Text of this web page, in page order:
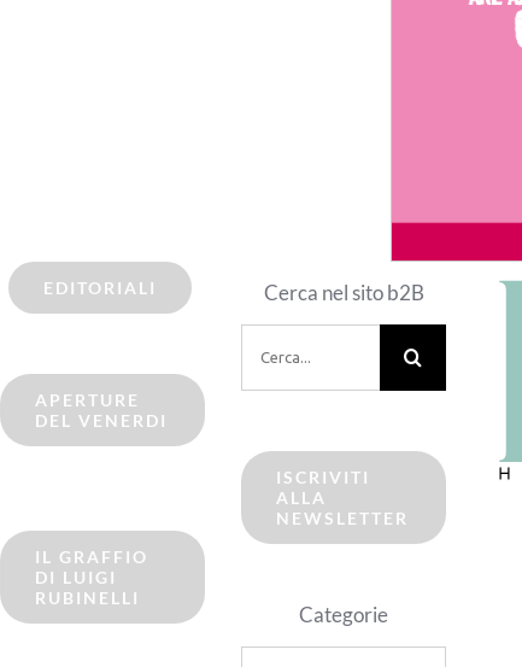
EDITORIALI
APERTURE
DEL VENERDI
IL GRAFFIO
DI LUIGI
RUBINELLI
Cerca nel sito b2B
per:
ISCRIVITI
ALLA
NEWSLETTER
Categorie